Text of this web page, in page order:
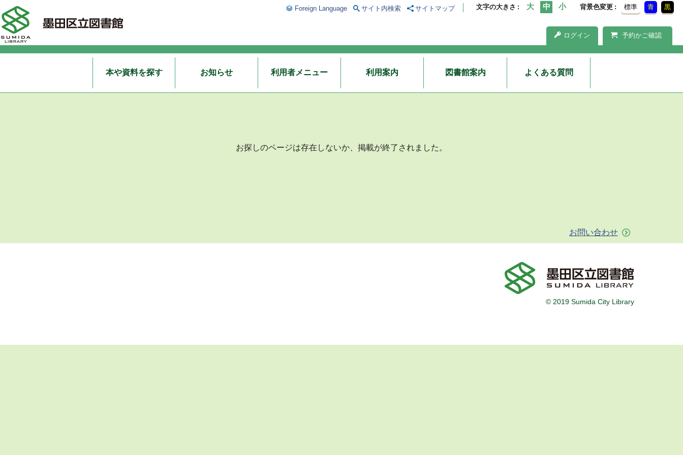
文字の大きさ 背景色変更 標準 青 黒
ログイン 予約かご確認
Foreign Language サイト内検索 サイトマップ
本や資料を探す お知らせ 利用者メニュー 利用案内 図書館案内 よくある質問
お探しのページは存在しないか、掲載が終了されました。
お問い合わせ
© 2019 Sumida City Library